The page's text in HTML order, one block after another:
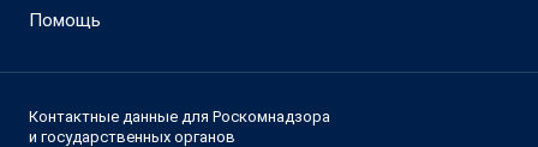
Помощь
Контактные данные для Роскомнадзора
и государственных органов